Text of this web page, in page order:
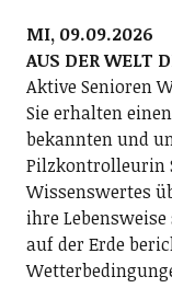
MI, 09.09.2026
AUS DER WELT
Aktive Senioren
Sie erhalten
bekannten und
Pilzkontrolleurin
Wissenswertes
ihre
auf der Erde